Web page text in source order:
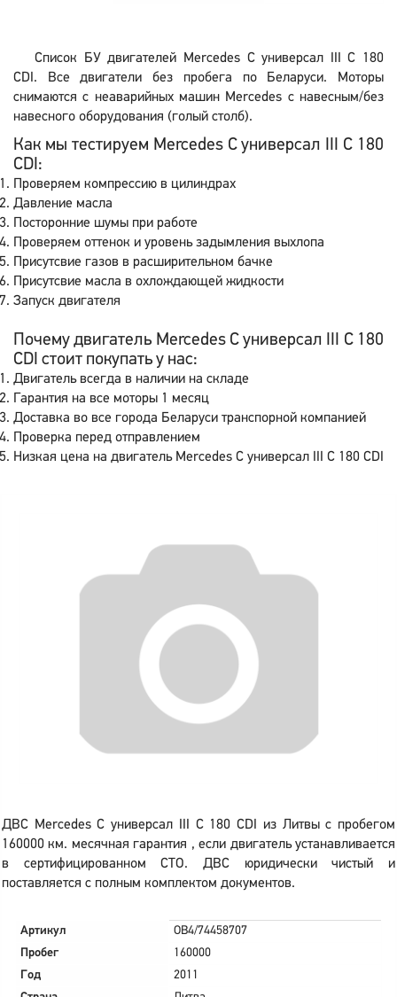
Список БУ двигателей Mercedes C универсал III C 180
CDI. Все двигатели без пробега по Беларуси. Моторы
снимаются с неаварийных машин Mercedes с навесным/без
навесного оборудования (голый столб).
Как мы тестируем Mercedes C универсал III C 180
CDI:
Проверяем компрессию в цилиндрах
Давление масла
Посторонние шумы при работе
Проверяем оттенок и уровень задымления выхлопа
Присутсвие газов в расширительном бачке
Присутсвие масла в охлождающей жидкости
Запуск двигателя
Почему двигатель Mercedes C универсал III C 180
CDI стоит покупать у нас:
Двигатель всегда в наличии на складе
Гарантия на все моторы 1 месяц
Доставка во все города Беларуси транспорной компанией
Проверка перед отправлением
Низкая цена на двигатель Mercedes C универсал III C 180 CDI
ДВС Mercedes C универсал III C 180 CDI из Литвы с пробегом
160000 км. месячная гарантия , если двигатель устанавливается
в сертифицированном СТО. ДВС юридически чистый и
поставляется с полным комплектом документов.
Артикул
OB4/74458707
Пробег
160000
Год
2011